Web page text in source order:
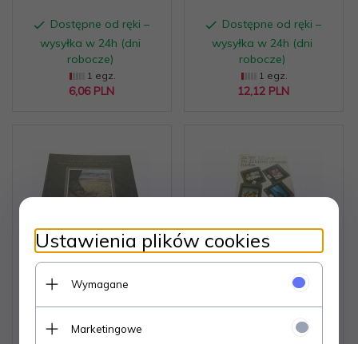
Dostępne od ręki –
wysyłka w 24h (dni
robocze)
1 egz.
6,06 PLN
Dostępne od ręki –
wysyłka w 24h (dni
robocze)
1 egz.
12,12 PLN
X LAT
OGÓLNOPOLSKICH
PODRÓŻNIKÓW,
PO DRUGIEJ STRONIE -
Ustawienia plików cookies
Wymagane
Marketingowe